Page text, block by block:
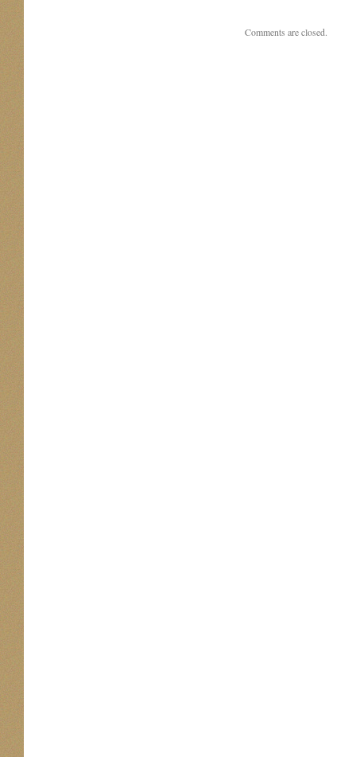
Comments are closed.